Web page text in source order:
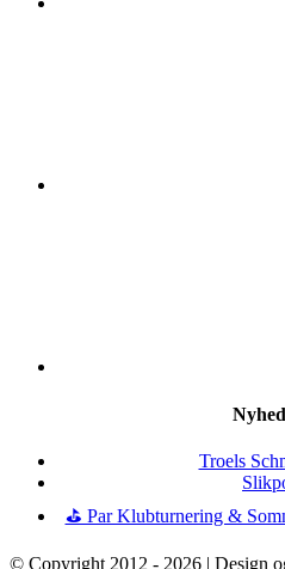
Troels
⛳ Par Klubturnering &
© Copyright 2012 - 2026 | Design